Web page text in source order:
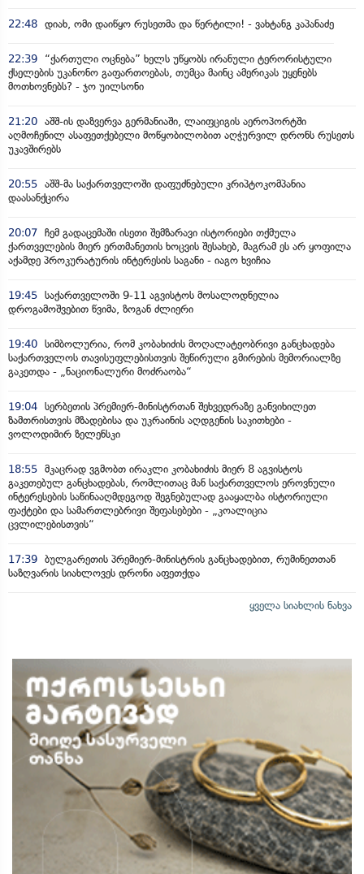
22:48 დიახ, ომი დაიწყო რუსეთმა და წერტილი! - ვახტანგ კაპანაძე
22:39
“ქართული ოცნება” ხელს უწყობს ირანული ტერორისტული
ქსელების უკანონო გაფართოებას, თუმცა მაინც ამერიკას უყენებს
მოთხოვნებს? - ჯო უილსონი
21:20 აშშ-ის დაზვერვა გერმანიაში, ლაიფციგის აეროპორტში
აღმოჩენილ ასაფეთქებელი მოწყობილობით აღჭურვილ დრონს რუსეთს
უკავშირებს
20:55 აშშ-მა საქართველოში დაფუძნებული კრიპტოკომპანია
დაასანქცირა
20:07 ჩემ გადაცემაში ისეთი შემზარავი ისტორიები თქმულა
ქართველების მიერ ერთმანეთის ხოცვის შესახებ, მაგრამ ეს არ ყოფილა
აქამდე პროკურატურის ინტერესის საგანი - იაგო ხვიჩია
19:45 საქართველოში 9-11 აგვისტოს მოსალოდნელია
დროგამოშვებით წვიმა, ზოგან ძლიერი
19:40 სიმბოლურია, რომ კობახიძის მოღალატეობრივი განცხადება
საქართველოს თავისუფლებისთვის შეწირული გმირების მემორიალზე
გაკეთდა - „ნაციონალური მოძრაობა“
19:04 სერბეთის პრემიერ-მინისტრთან შეხვედრაზე განვიხილეთ
ზამთრისთვის მზადებისა და უკრაინის აღდგენის საკითხები -
ვოლოდიმირ ზელენსკი
18:55 მკაცრად ვგმობთ ირაკლი კობახიძის მიერ 8 აგვისტოს
გაკეთებულ განცხადებას, რომლითაც მან საქართველოს ეროვნული
ინტერესების საწინააღმდეგოდ შეგნებულად გააყალბა ისტორიული
ფაქტები და სამართლებრივი შეფასებები - „კოალიცია
ცვლილებისთვის“
17:39 ბულგარეთის პრემიერ-მინისტრის განცხადებით, რუმინეთთან
საზღვარის სიახლოვეს დრონი აფეთქდა
ყველა სიახლის ნახვა